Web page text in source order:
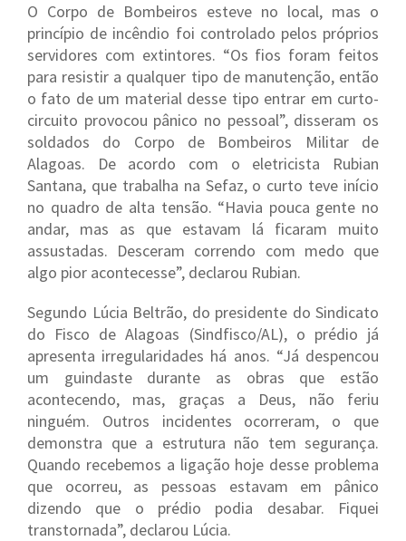
O Corpo de Bombeiros esteve no local, mas o
princípio de incêndio foi controlado pelos próprios
servidores com extintores. “Os fios foram feitos
para resistir a qualquer tipo de manutenção, então
o fato de um material desse tipo entrar em curto-
circuito provocou pânico no pessoal”, disseram os
soldados do Corpo de Bombeiros Militar de
Alagoas. De acordo com o eletricista Rubian
Santana, que trabalha na Sefaz, o curto teve início
no quadro de alta tensão. “Havia pouca gente no
andar, mas as que estavam lá ficaram muito
assustadas. Desceram correndo com medo que
algo pior acontecesse”, declarou Rubian.
Segundo Lúcia Beltrão, do presidente do Sindicato
do Fisco de Alagoas (Sindfisco/AL), o prédio já
apresenta irregularidades há anos. “Já despencou
um guindaste durante as obras que estão
acontecendo, mas, graças a Deus, não feriu
ninguém. Outros incidentes ocorreram, o que
demonstra que a estrutura não tem segurança.
Quando recebemos a ligação hoje desse problema
que ocorreu, as pessoas estavam em pânico
dizendo que o prédio podia desabar. Fiquei
transtornada”, declarou Lúcia.